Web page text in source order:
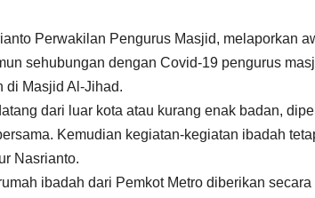
Perwakilan Pengurus Masjid, melaporkan
sehubungan dengan Covid-19 pengurus
di Masjid Al-Jihad.
dari luar kota atau kurang enak badan,
Kemudian kegiatan-kegiatan ibadah
Nasrianto.
ibadah dari Pemkot Metro diberikan